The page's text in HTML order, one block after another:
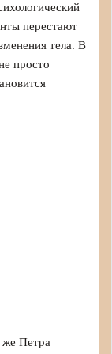
перестают
тела. В
просто
же Петра